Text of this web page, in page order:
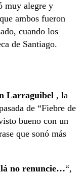
muy alegre y
ambos fueron
cuando los
de Santiago.
Larraguibel , la
de “Fiebre de
bueno con un
que sonó más
no renuncie…“,